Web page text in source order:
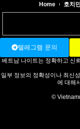
Home 호치민
텔레그램 문의
베트남 나이트는 정확하고 신
일부 정보의 정확성이나 최신
에 대해
©